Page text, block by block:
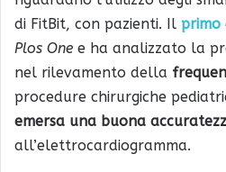
di FitBit, con pazienti. Il primo
Plos One e ha analizzato la
nel rilevamento della
procedure chirurgiche
emersa una buona
all’elettrocardiogramma.